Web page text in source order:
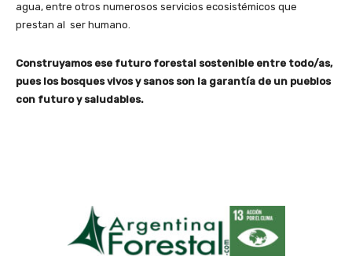
agua, entre otros numerosos servicios ecosistémicos que
prestan al ser humano.
Construyamos ese futuro forestal sostenible entre todo/as,
pues los bosques vivos y sanos son la garantía de un pueblos
con futuro y saludables.